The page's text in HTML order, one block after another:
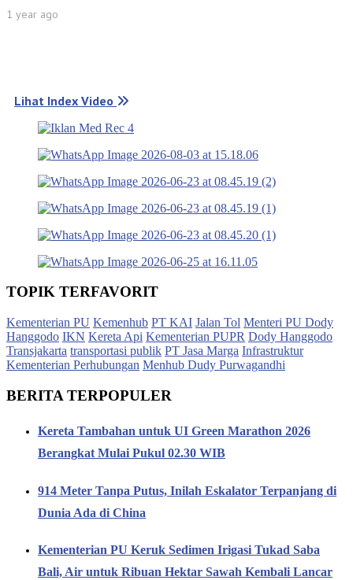
1 year ago
Lihat Index Video
TOPIK TERFAVORIT
Kementerian PU Kemenhub PT KAI Jalan Tol Menteri PU Dody
Hanggodo IKN Kereta Api Kementerian PUPR Dody Hanggodo
Transjakarta transportasi publik PT Jasa Marga Infrastruktur
Kementerian Perhubungan Menhub Dudy Purwagandhi
BERITA TERPOPULER
Kereta Tambahan untuk UI Green Marathon 2026
Berangkat Mulai Pukul 02.30 WIB
914 Meter Tanpa Putus, Inilah Eskalator Terpanjang di
Dunia Ada di China
Kementerian PU Keruk Sedimen Irigasi Tukad Saba
Bali, Air untuk Ribuan Hektar Sawah Kembali Lancar